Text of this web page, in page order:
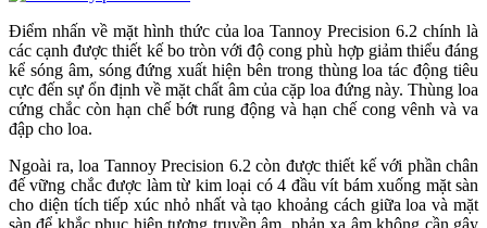
Điểm nhấn về mặt hình thức của loa Tannoy Precision 6.2 chính là
các cạnh được thiết kế bo tròn với độ cong phù hợp giảm thiểu đáng
kể sóng âm, sóng đứng xuất hiện bên trong thùng loa tác động tiêu
cực đến sự ổn định về mặt chất âm của cặp loa đứng này. Thùng loa
cứng chắc còn hạn chế bớt rung động và hạn chế cong vênh và va
đập cho loa.
Ngoài ra, loa Tannoy Precision 6.2 còn được thiết kế với phần chân
đế vững chắc được làm từ kim loại có 4 đầu vít bám xuống mặt sàn
cho diện tích tiếp xúc nhỏ nhất và tạo khoảng cách giữa loa và mặt